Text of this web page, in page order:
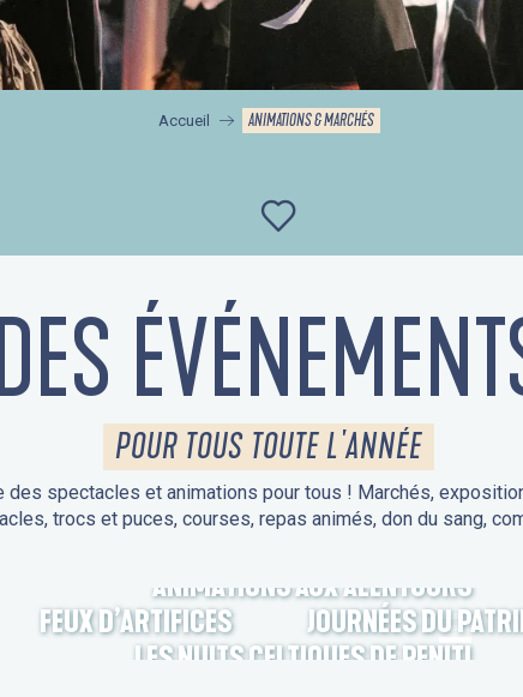
Accueil ANIMATIONS & MARCHÉS
Ajouter aux
POUR TOUS TOUTE L'ANNÉE
des spectacles et animations pour tous ! Marchés,
trocs et puces, courses, repas animés, don du sang,
ANIMATIONS AUX ALENTOURS
FEUX D’ARTIFICES JOURNÉES DU
LES NUITS CELTIQUES DE PENITI